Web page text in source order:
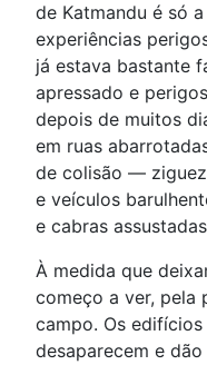
de Katmandu é só
experiências
já estava bastante
apressado e
depois de muitos
em ruas
de colisão —
e veículos
e cabras
À medida que
começo a ver, pela
campo. Os
desaparecem e